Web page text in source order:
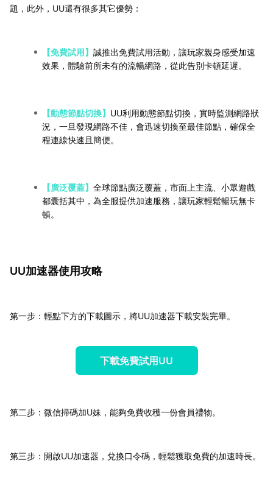
題，此外，UU還有很多其它優勢：
【免費試用】 誠推出免費試用活動，讓玩家親身感受加速
效果，體驗前所未有的流暢網路，從此告別卡頓延遲。
【動態節點切換】 UU利用動態節點切換，實時監測網路狀
況，一旦發現網路不佳，會迅速切換至最佳節點，確保全
程連線快速且簡便。
【廣泛覆蓋】 全球節點廣泛覆蓋，市面上主流、小眾遊戲
都囊括其中，為全服提供加速服務，讓玩家輕鬆暢玩無卡
頓。
UU加速器使用攻略
第一步：輕點下方的下載圖示，將UU加速器下載安裝完畢。
下載免費試用UU
第二步：微信掃碼加U妹，能夠免費收穫一份會員禮物。
第三步：開啟UU加速器，兌換口令碼，輕鬆獲取免費的加速時長。